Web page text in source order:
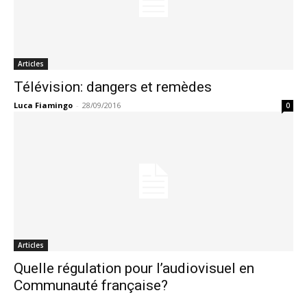
Articles
Télévision: dangers et remèdes
Luca Fiamingo - 28/09/2016 0
Articles
Quelle régulation pour l’audiovisuel en
Communauté française?